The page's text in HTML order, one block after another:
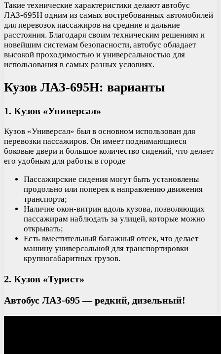
Такие технические характеристики делают автобус
ЛАЗ-695Н одним из самых востребованных автомобилей
для перевозок пассажиров на средние и дальние
расстояния. Благодаря своим техническим решениям и
новейшим системам безопасности, автобус обладает
высокой проходимостью и универсальностью для
использования в самых разных условиях.
Кузов ЛАЗ-695Н: варианты
1. Кузов «Универсал»
Кузов «Универсал» был в основном использован для
перевозки пассажиров. Он имеет поднимающиеся
боковые двери и большое количество сидений, что делает
его удобным для работы в городе
Пассажирские сидения могут быть установлены
продольно или поперек к направлению движения
транспорта;
Наличие окон-витрин вдоль кузова, позволяющих
пассажирам наблюдать за улицей, которые можно
открывать;
Есть вместительный багажный отсек, что делает
машину универсальной для транспортировки
крупногабаритных грузов.
2. Кузов «Турист»
Автобус ЛАЗ-695 — редкий, дизельный!